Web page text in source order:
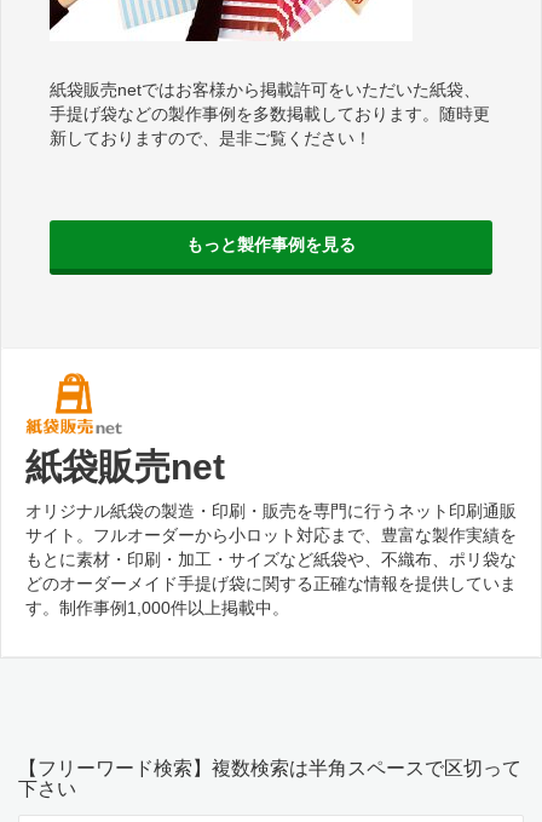
紙袋販売netではお客様から掲載許可をいただいた紙袋、
手提げ袋などの製作事例を多数掲載しております。随時更
新しておりますので、是非ご覧ください！
もっと製作事例を見る
紙袋販売net
オリジナル紙袋の製造・印刷・販売を専門に行うネット印刷通販
サイト。フルオーダーから小ロット対応まで、豊富な製作実績を
もとに素材・印刷・加工・サイズなど紙袋や、不織布、ポリ袋な
どのオーダーメイド手提げ袋に関する正確な情報を提供していま
す。制作事例1,000件以上掲載中。
【フリーワード検索】複数検索は半角スペースで区切って
下さい